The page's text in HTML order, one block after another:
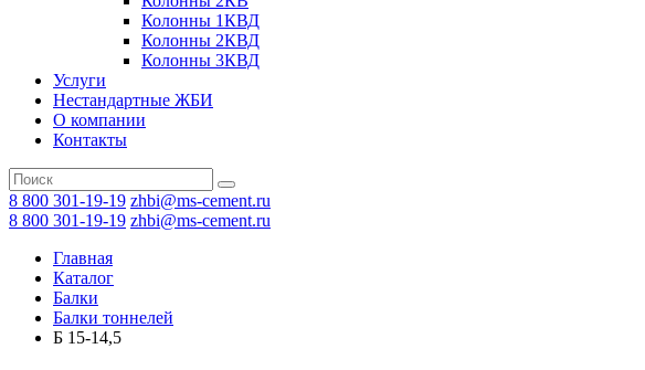
Колонны 1КВД
Колонны 2КВД
Колонны 3КВД
Услуги
Нестандартные ЖБИ
О компании
Контакты
8 800 301-19-19 zhbi@ms-cement.ru
8 800 301-19-19 zhbi@ms-cement.ru
Главная
Каталог
Балки
Балки тоннелей
Б 15-14,5